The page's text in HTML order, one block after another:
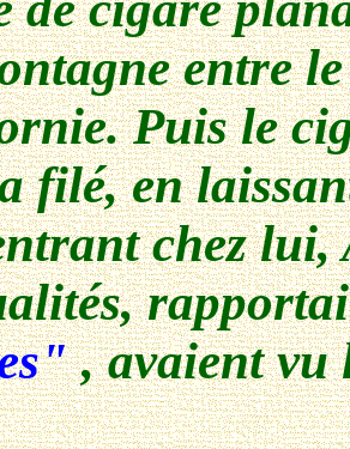
entre
Puis le
filé, en
chez
, avaient vu